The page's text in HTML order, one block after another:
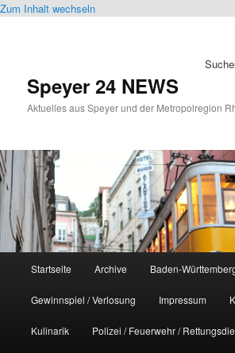
Zum Inhalt wechseln
Speyer 24 NEWS
Aktuelles aus Speyer und der Metropolregion
Startseite Archive Baden-
Gewinnspiel / Verlosung Impressum
Kulinarik Polizei / Feuerwehr /